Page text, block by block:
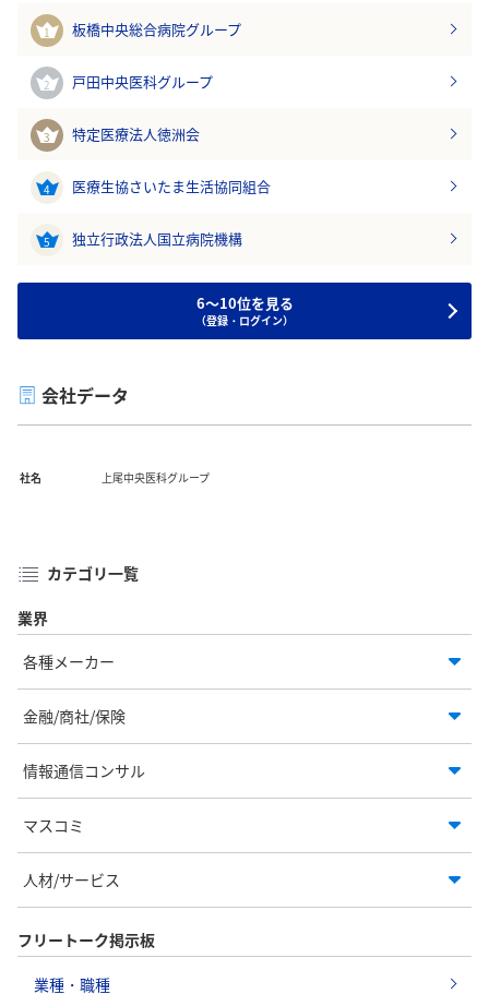
1 板橋中央総合病院グループ
2 戸田中央医科グループ
3 特定医療法人徳洲会
4 医療生協さいたま生活協同組合
5 独立行政法人国立病院機構
6～10位を見る
（登録・ログイン）
会社データ
社名 上尾中央医科グループ
カテゴリ一覧
業界
各種メーカー
金融/商社/保険
情報通信コンサル
マスコミ
人材/サービス
フリートーク掲示板
業種・職種